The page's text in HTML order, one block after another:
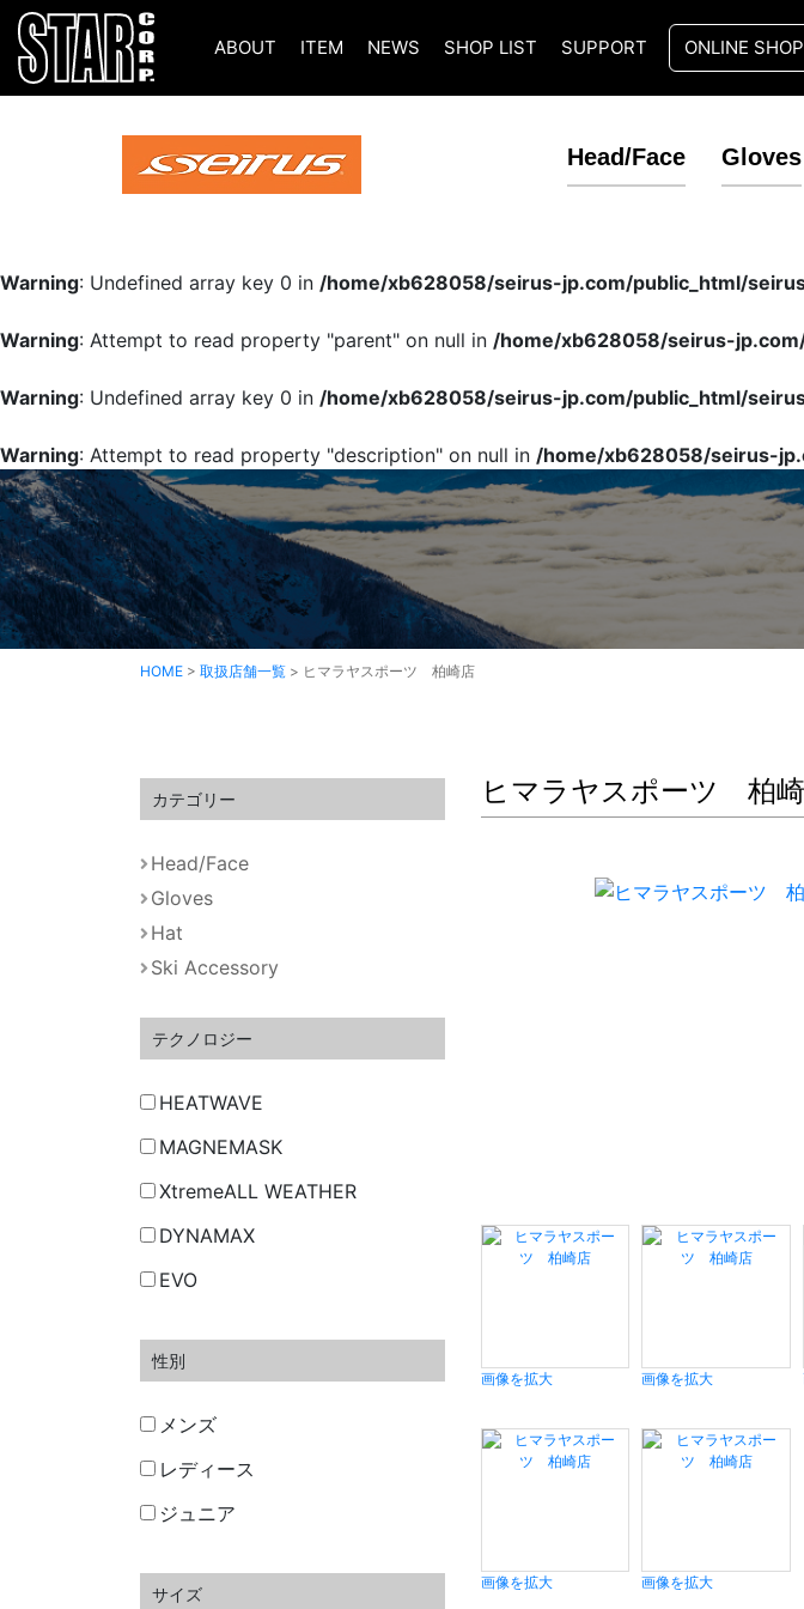
ABOUT ITEM NEWS SHOP LIST SUPPORT ONLINE SHOP
Head/Face Gloves
Warning: Undefined array key 0 in /home/xb628058/seirus-jp.com/public_html/
Warning: Attempt to read property "parent" on null in /home/xb628058/seirus-
Warning: Undefined array key 0 in /home/xb628058/seirus-jp.com/public_html/
Warning: Attempt to read property "description" on null in /home/xb628058/seirus-
HOME > 取扱店舗一覧 > ヒマラヤスポーツ 柏崎店
ヒマラヤスポーツ 柏
画像を拡大 画像を拡大
画像を拡大 画像を拡大
カテゴリー
Head/Face
Gloves
Hat
Ski Accessory
テクノロジー
HEATWAVE
MAGNEMASK
XtremeALL WEATHER
DYNAMAX
EVO
性別
メンズ
レディース
ジュニア
サイズ